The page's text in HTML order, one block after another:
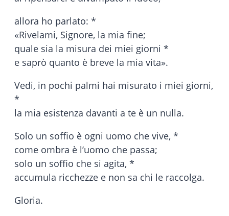
allora ho parlato: *
«Rivelami, Signore, la mia fine;
quale sia la misura dei miei giorni *
e saprò quanto è breve la mia vita».
Vedi, in pochi palmi hai misurato i miei giorni,
*
la mia esistenza davanti a te è un nulla.
Solo un soffio è ogni uomo che vive, *
come ombra è l’uomo che passa;
solo un soffio che si agita, *
accumula ricchezze e non sa chi le raccolga.
Gloria.